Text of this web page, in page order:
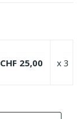
CHF 25,00 x 3